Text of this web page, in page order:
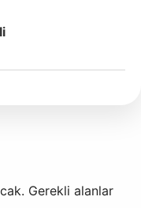
Gerekli alanlar